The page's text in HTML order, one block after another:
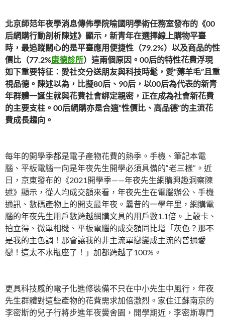
北京師范年夜學消息傳佈學院喻國明學術任務室發布的《00
后網購行動剖析陳述》顯示，新青年在選擇線上購物平臺
時，最追蹤關心的是平臺應用便捷性（79.2%）以及商品的性
價比（77.2%康德診所）這兩個原因。00后的特性花費浮現
如下重要特征：愛社交分送朋友與科技時髦，愛“薅羊毛”且重
視品德。陳述以為，比擬80后、90后，以00后為代表的新青
年群體一誕生就與花費社會綁定親密，正在成為社會新花費
的主要支柱。00后網購亦是合適“性價比、高品德”的主流花
費成長趨向。
每年的開學季都是電子產物花費的熱季。手機、筆記本電
腦、平板電腦一向是年夜先生開學必須具備的“老三樣”。近
日，京東發布的《2021開學季——年夜先生網購興趣洞察陳
述》顯示，從人均成交額來看，年夜先生在電腦辦公、手機
通訊、數碼產物上的開支最年夜。曩昔的一學年里，網購電
腦的年夜先生用戶數跨越網購文具的用戶數1.1倍。上彀卡、
拍立得、微單相機、平板電腦的成交額同比增「灰色？那不
是我的主色調！那會讓我的非主流單戀變成主流的普通愛
戀！這太不水瓶座了！」加都跨越了100%。
更具科技感的電子化進修裝備不只在中小先生中風行，年夜
先生群體對這些產物的花費需求加倍激烈。家住江蘇南京的
李密斯的兒子行將步進年夜黌舍園，開學期近，李密斯專門